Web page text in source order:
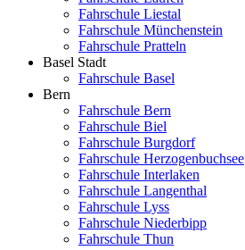
Fahrschule Liestal
Fahrschule Münchenstein
Fahrschule Pratteln
Basel Stadt
Fahrschule Basel
Bern
Fahrschule Bern
Fahrschule Biel
Fahrschule Burgdorf
Fahrschule Herzogenbuchsee
Fahrschule Interlaken
Fahrschule Langenthal
Fahrschule Lyss
Fahrschule Niederbipp
Fahrschule Thun